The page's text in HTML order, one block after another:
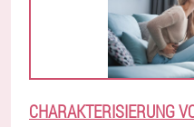
CHARAKTERISIERUNG